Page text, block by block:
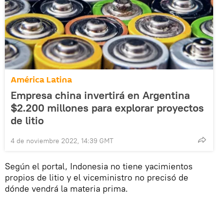
América Latina
Empresa china invertirá en Argentina
$2.200 millones para explorar proyectos
de litio
4 de noviembre 2022, 14:39 GMT
Según el portal, Indonesia no tiene yacimientos
propios de litio y el viceministro no precisó de
dónde vendrá la materia prima.